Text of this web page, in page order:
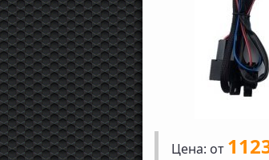
Цена: от